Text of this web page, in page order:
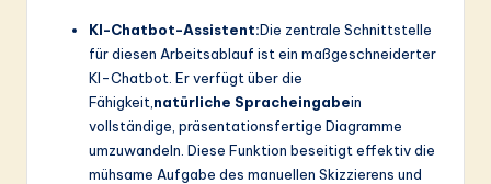
KI-Chatbot-Assistent:Die zentrale Schnittstelle
für diesen Arbeitsablauf ist ein maßgeschneiderter
KI-Chatbot. Er verfügt über die
Fähigkeit, natürliche Spracheingabein
vollständige, präsentationsfertige Diagramme
umzuwandeln. Diese Funktion beseitigt effektiv die
mühsame Aufgabe des manuellen Skizzierens und